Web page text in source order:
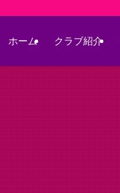
ホーム クラブ紹介